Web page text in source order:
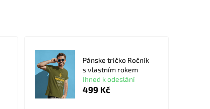
Pánske tričko Ročník
s vlastním rokem
Ihned k odeslání
499 Kč